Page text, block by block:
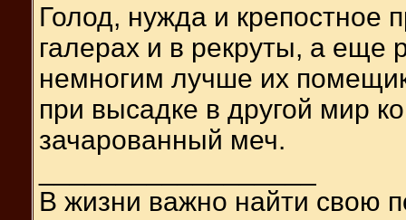
Голод, нужда и крепостное
галерах и в рекруты, а еще
немногим лучше их
при высадке в другой мир
зачарованный меч.
В жизни важно найти свою